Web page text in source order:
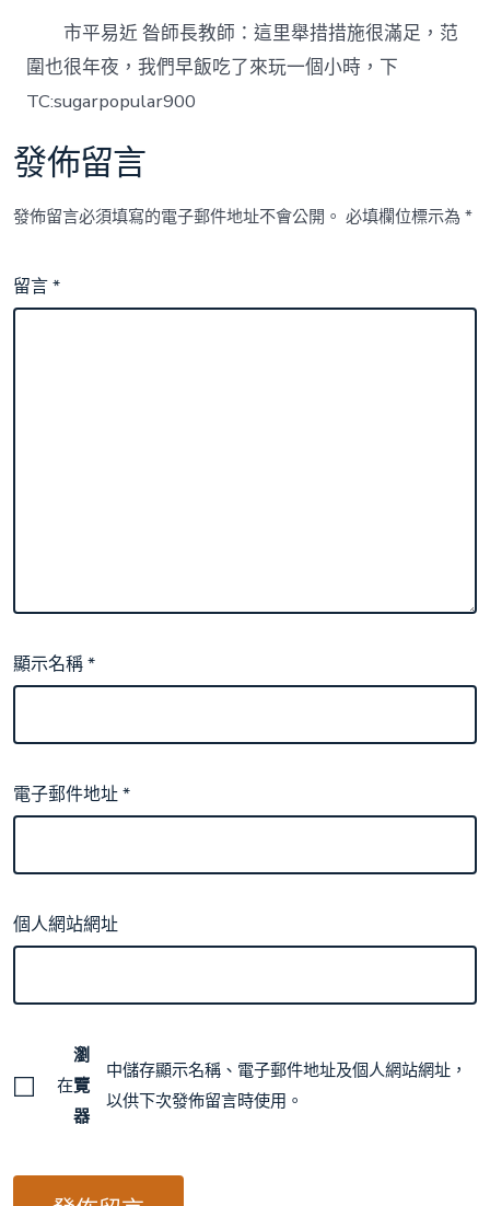
市平易近 昝師長教師：這里舉措措施很滿足，范
圍也很年夜，我們早飯吃了來玩一個小時，下
TC:sugarpopular900
發佈留言
發佈留言必須填寫的電子郵件地址不會公開。 必填欄位標示為*
留言*
顯示名稱*
電子郵件地址*
個人網站網址
在
瀏
覽
器
中儲存顯示名稱、電子郵件地址及個人網站網址，
以供下次發佈留言時使用。